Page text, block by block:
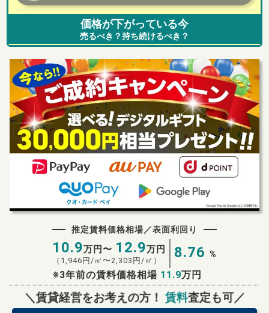
価格が下がっている今
売るべき？持ち続けるべき？
推定賃料価格相場／表面利回り
10.9万円〜 12.9万円
（ 1,946 円/㎡〜2,303 円/㎡） 8.76 %
※3年前の賃料価格相場 11.9万円
＼賃貸経営をお考えの方！賃料査定も可／
無料査定スタート！